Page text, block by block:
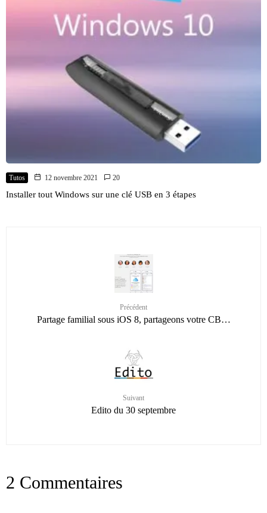
Tutos 12 novembre 2021 20
Installer tout Windows sur une clé USB en 3 étapes
Précédent
Partage familial sous iOS 8, partageons votre CB…
Suivant
Edito du 30 septembre
2 Commentaires